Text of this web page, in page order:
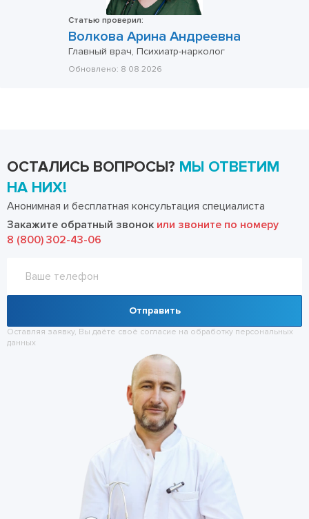
Статью проверил:
Волкова Арина Андреевна
Главный врач, Психиатр-нарколог
Обновлено: 8 08 2026
ОСТАЛИСЬ ВОПРОСЫ? МЫ ОТВЕТИМ
НА НИХ!
Анонимная и бесплатная консультация специалиста
Закажите обратный звонок или звоните по номеру
8 (800) 302-43-06
Отправить
Оставляя заявку, Вы даёте своё согласие на обработку персональных
данных